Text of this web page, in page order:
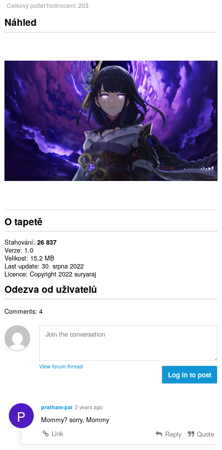
Celkový počet hodnocení:203
Náhled
O tapetě
Stahování 26 837
Verze 1.0
Velikost 15,2 MB
Last update 30. srpna 2022
Licence Copyright 2022 suryaraj
Odezva od uživatelů
Comments: 4
View forum thread
Log in to post
P pratham-pai 2 years ago
Mommy? sorry, Mommy
Link
Reply Quote